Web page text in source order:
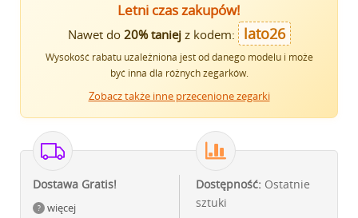
Letni czas zakupów!
Nawet do 20% taniejz kodem: lato26
Wysokość rabatu uzależniona jest od danego modelu i może
być inna dla różnych zegarków.
Zobacz także inne przecenione zegarki
Dostawa Gratis!
więcej
Dostępność: Ostatnie
sztuki